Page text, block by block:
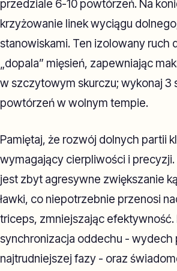
przedziale 6-10 powtórzeń. Na
krzyżowanie linek wyciągu
stanowiskami. Ten izolowany ruch
„dopala” mięsień, zapewniając
w szczytowym skurczu; wykonaj 3
powtórzeń w wolnym tempie.
Pamiętaj, że rozwój dolnych partii
wymagający cierpliwości i precyzji.
jest zbyt agresywne zwiększanie
ławki, co niepotrzebnie przenosi
triceps, zmniejszając efektywność.
synchronizacja oddechu - wydech
najtrudniejszej fazy - oraz